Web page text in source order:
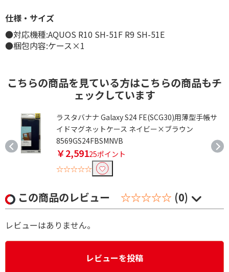
仕様・サイズ
●対応機種:AQUOS R10 SH-51F R9 SH-51E
●梱包内容:ケース×1
こちらの商品を見ている方はこちらの商品もチ
ェックしています
ラスタバナナ Galaxy S24 FE(SCG30)用薄型手帳サ
イドマグネットケース ネイビー×ブラウン
8569GS24FBSMNVB
￥2,59125ポイント
☆☆☆☆☆
この商品のレビュー ☆☆☆☆☆ (0)
レビューはありません。
レビューを投稿